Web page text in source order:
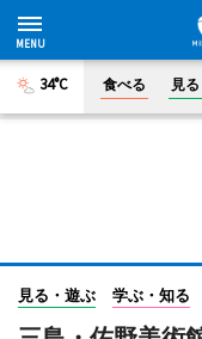
34°C 食べる 見
見る・遊ぶ 学ぶ・知る